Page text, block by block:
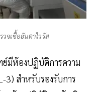
จเชื้อฮันตาไวรัส
มีห้องปฏิบัติการความ
สำหรับรองรับการ